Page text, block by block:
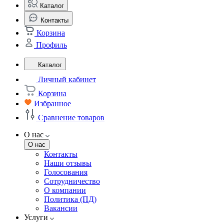
Каталог
Контакты
Корзина
Профиль
Каталог
Личный кабинет
Корзина
Избранное
Сравнение товаров
О нас
О нас
Контакты
Наши отзывы
Голосования
Сотрудничество
О компании
Политика (ПД)
Вакансии
Услуги